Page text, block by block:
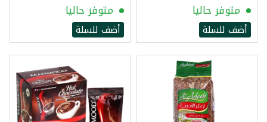
متوفر حاليا
أضف للسلة
متوفر حاليا
أضف للسلة